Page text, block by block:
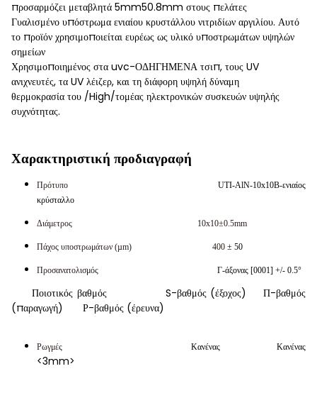
προσαρμόζει μεταβλητά 5mm50.8mm στους πελάτες
Γυαλισμένο υπόστρωμα ενιαίου κρυστάλλου νιτριδίων αργιλίου. Αυτό
το προϊόν χρησιμοποιείται ευρέως ως υλικό υποστρωμάτων υψηλών
σημείων
Χρησιμοποιημένος στα uvc-ΟΔΗΓΗΜΕΝΑ τσιπ, τους UV
ανιχνευτές, τα UV λέιζερ, και τη διάφορη υψηλή δύναμη
θερμοκρασία του /High/τομέας ηλεκτρονικών συσκευών υψηλής
συχνότητας.
Χαρακτηριστική προδιαγραφή
Πρότυπο UTI-AlN-10x10B-ενιαίος
κρύσταλλο
Διάμετρος 10x10±0.5mm
Πάχος υποστρωμάτων (µm) 400 ± 50
Προσανατολισμός Γ-άξονας [0001] +/- 0.5°
Ποιοτικός βαθμός S-βαθμός (έξοχος) Π-βαθμός
(παραγωγή) Ρ-βαθμός (έρευνα)
Ρωγμές Κανένας Κανένας
<3mm>